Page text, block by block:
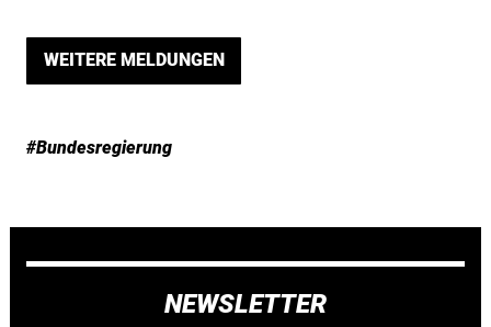
WEITERE MELDUNGEN
#Bundesregierung
NEWSLETTER